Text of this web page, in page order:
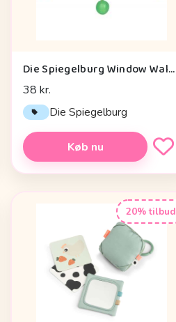
Die Spiegelburg Window Walker Wild+cool - Legetøj
38 kr.
Die Spiegelburg
Køb nu
20% tilbud